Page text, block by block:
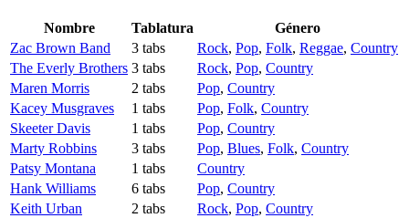
Nombre Tablatura
Género
Zac Brown Band
3 tabs Rock, Pop, Folk, Reggae, Country
The Everly Brothers 3 tabs Rock, Pop, Country
Maren Morris
2 tabs Pop, Country
Kacey Musgraves
1 tabs Pop, Folk, Country
Skeeter Davis
1 tabs Pop, Country
Marty Robbins
3 tabs Pop, Blues, Folk, Country
Patsy Montana
1 tabs
Country
Hank Williams
6 tabs Pop, Country
Keith Urban
2 tabs Rock, Pop, Country